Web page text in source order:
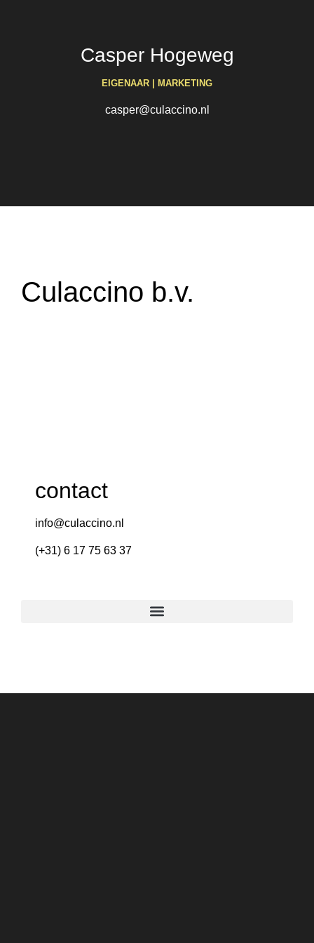
Casper Hogeweg
EIGENAAR | MARKETING
casper@culaccino.nl
Culaccino b.v.
contact
info@culaccino.nl
(+31) 6 17 75 63 37